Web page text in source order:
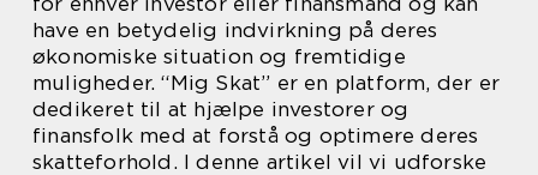
have en betydelig indvirkning på deres
økonomiske situation og fremtidige
muligheder. “Mig Skat” er en platform, der er
dedikeret til at hjælpe investorer og
finansfolk med at forstå og optimere deres
skatteforhold. I denne artikel vil vi udforske